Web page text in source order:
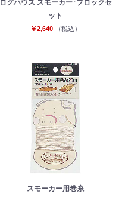
ログハウス スモーカー･ブロックセ
ット
￥2,640 （税込）
スモーカー用巻糸